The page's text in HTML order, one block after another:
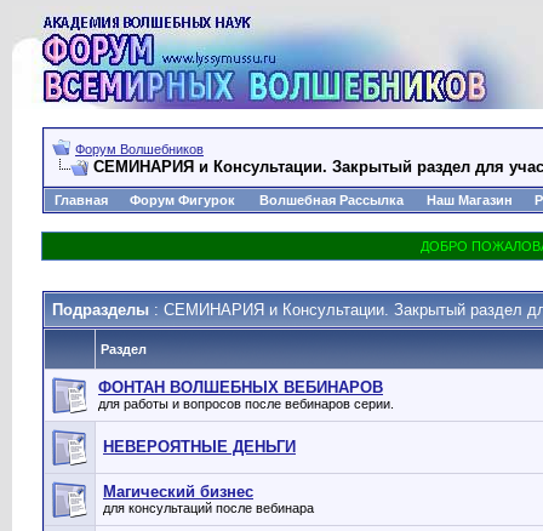
Форум Волшебников
СЕМИНАРИЯ и Консультации. Закрытый раздел для
Главная Форум Фигурок Волшебная Рассылка Наш Магазин
Подразделы : СЕМИНАРИЯ и Консультации. Закрытый раздел
Раздел
ФОНТАН ВОЛШЕБНЫХ ВЕБИНАРОВ
для работы и вопросов после вебинаров серии.
НЕВЕРОЯТНЫЕ ДЕНЬГИ
Магический бизнес
для консультаций после вебинара